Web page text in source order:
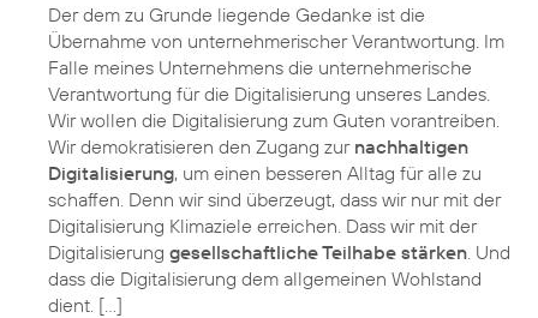
Der dem zu Grunde liegende Gedanke ist die
Übernahme von unternehmerischer Verantwortung. Im
Falle meines Unternehmens die unternehmerische
Verantwortung für die Digitalisierung unseres Landes.
Wir wollen die Digitalisierung zum Guten vorantreiben.
Wir demokratisieren den Zugang zur nachhaltigen
Digitalisierung, um einen besseren Alltag für alle zu
schaffen. Denn wir sind überzeugt, dass wir nur mit der
Digitalisierung Klimaziele erreichen. Dass wir mit der
Digitalisierung gesellschaftliche Teilhabe stärken . Und
dass die Digitalisierung dem allgemeinen Wohlstand
dient. […]